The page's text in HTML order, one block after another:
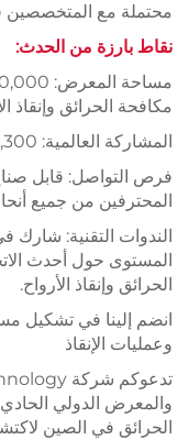
محتملة مع المتخصصين
نقاط بارزة من الحدث:
مكافحة الحرائق وإنقاذ
المشاركة العالمية: 1,300 عارض من أكثر من 40 دولة ومنطقة.
فرص التواصل: قابل صناع
المحترفين من جميع
الندوات التقنية:
المستوى حول أحدث
الحرائق وإنقاذ الأرواح.
انضم إلينا في تشكيل
وعمليات الإنقاذ
والمعرض الدولي
الحرائق في الصين